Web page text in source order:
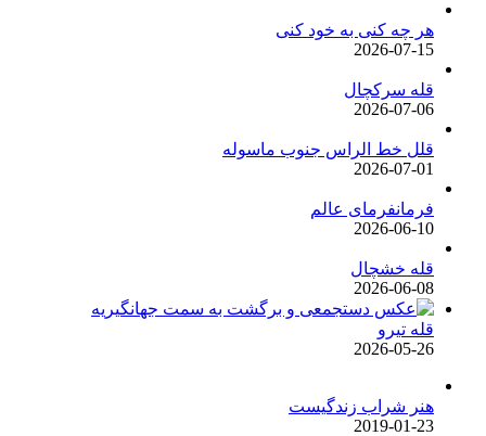
هر چه کنی به خود کنی
2026-07-15
قله سرکچال
2026-07-06
قلل خط الراس جنوب ماسوله
2026-07-01
فرمانفرمای عالم
2026-06-10
قله خشچال
2026-06-08
قله تیرو
2026-05-26
هنر شراب زندگیست
2019-01-23